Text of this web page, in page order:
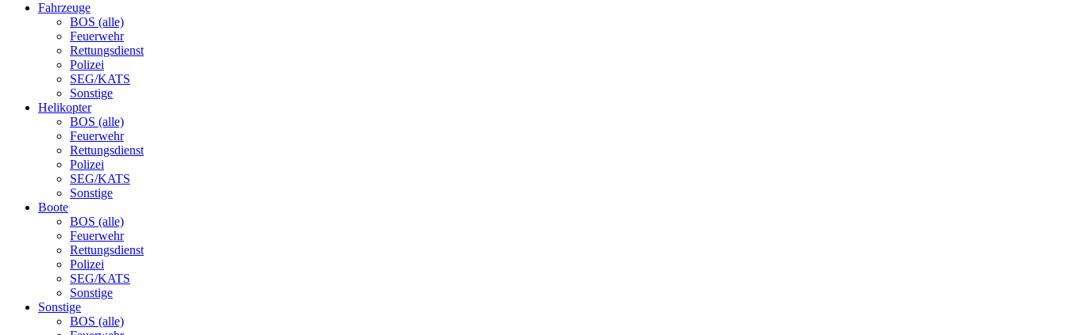
Fahrzeuge
BOS (alle)
Feuerwehr
Rettungsdienst
Polizei
SEG/KATS
Sonstige
Helikopter
BOS (alle)
Feuerwehr
Rettungsdienst
Polizei
SEG/KATS
Sonstige
Boote
BOS (alle)
Feuerwehr
Rettungsdienst
Polizei
SEG/KATS
Sonstige
Sonstige
BOS (alle)